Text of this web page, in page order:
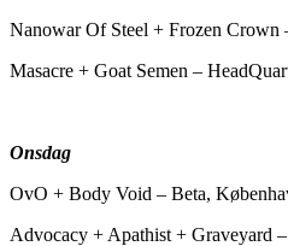
Nanowar Of Steel + Frozen Crown
Masacre + Goat Semen –
Onsdag
OvO + Body Void – Beta,
Advocacy + Apathist + Graveyard